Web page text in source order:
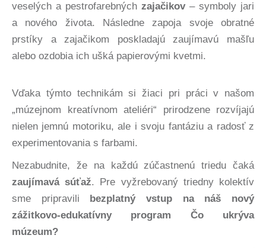
veselých a pestrofarebných zajačikov– symboly jari
a nového života. Následne zapoja svoje obratné
prstíky a zajačikom poskladajú zaujímavú mašľu
alebo ozdobia ich ušká papierovými kvetmi.
Vďaka týmto technikám si žiaci pri práci v našom
„múzejnom kreatívnom ateliéri“ prirodzene rozvíjajú
nielen jemnú motoriku, ale i svoju fantáziu a radosť z
experimentovania s farbami.
Nezabudnite, že na každú zúčastnenú triedu čaká
zaujímavá súťaž. Pre vyžrebovaný triedny kolektív
sme pripravili bezplatný vstup na náš nový
zážitkovo-edukatívny program Čo ukrýva
múzeum?